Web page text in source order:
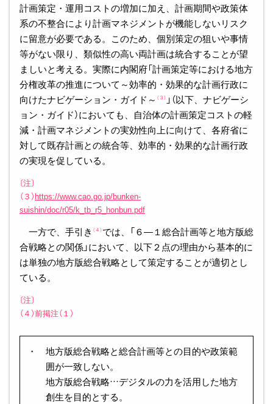
計画策定・運用コストの増加に加え、計画期間や政策体
系の不整合により計画マネジメントが機能しないリスク
に留意が必要である。このため、個別策定の狙いや事情
等がない限り、類似性の高い両計画は統合することが望
ましいと考える。実際に内閣府「計画策定等における地方
分権改革の推進について～効率的・効果的な計画行政に
向けたナビゲーション・ガイド～ （３） 」（以下、ナビゲーシ
ョン・ガイド）においても、自治体の計画策定コストの軽
減・計画マネジメントの実効性向上に向けて、各府省に
対して既存計画との統合等、効率的・効果的な計画行政
の実現を促している。
〔注〕
（３）https://www.cao.go.jp/bunken-
suishin/doc/r05/k_tb_r5_honbun.pdf
一方で、手引き （４）では、「６―１総合計画等と地方版総
合戦略との関係」において、以下２点の理由から基本的に
は単独の地方版総合戦略として策定することが適切とし
ている。
〔注〕
（４）前掲注（１）
・ 地方版総合戦略と総合計画等との目的や政策範
囲が一致しない。
地方版総合戦略…デジタルの力を活用した地方
創生を目的とする。